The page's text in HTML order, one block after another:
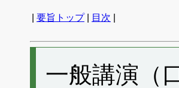
要旨トップ| 目次
一般講演（